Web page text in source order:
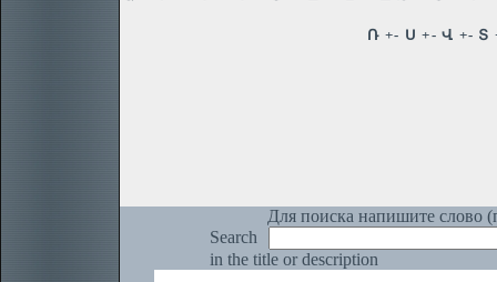
Для поиска напишите слово
Search
in the title or description